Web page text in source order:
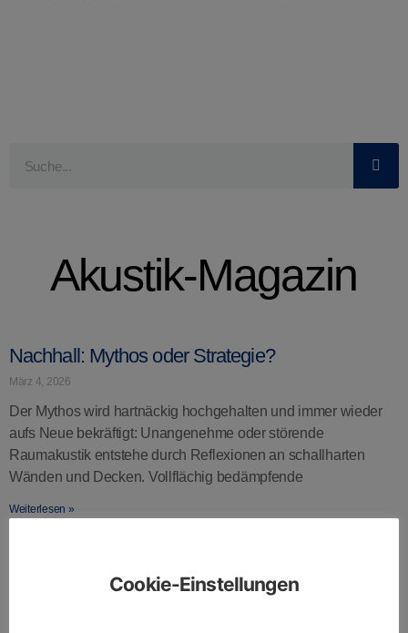
Akustik-Magazin
Nachhall: Mythos oder Strategie?
März 4, 2026
Der Mythos wird hartnäckig hochgehalten und immer wieder
aufs Neue bekräftigt: Unangenehme oder störende
Raumakustik entstehe durch Reflexionen an schallharten
Wänden und Decken. Vollflächig bedämpfende
Weiterlesen »
Cookie-Einstellungen